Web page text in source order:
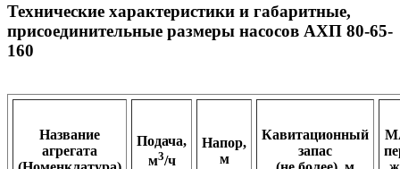
Технические характеристики и габаритные,
присоединительные размеры насосов АХП 80-65-
160
Название
агрегата
Подача,
м3/ч
Напор,
м
Кавитационный
запас